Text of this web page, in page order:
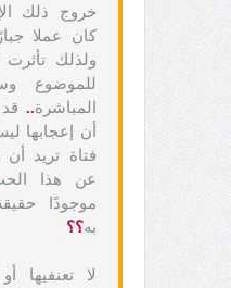
خروج ذلك
كان عملا
ولذلك تأثرت
للموضوع
المباشرة..
أن إعجابها
فتاة تريد
عن هذا
موجودًا
به؟؟
لا تعنفيها